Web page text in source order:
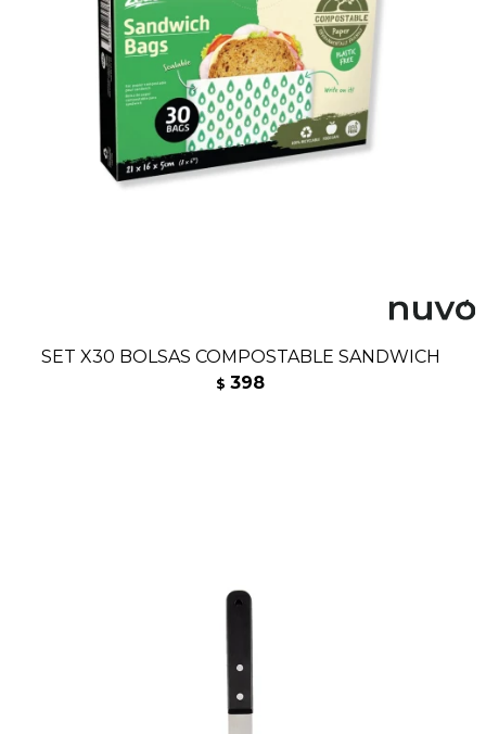
SET X30 BOLSAS COMPOSTABLE SANDWICH
$ 398